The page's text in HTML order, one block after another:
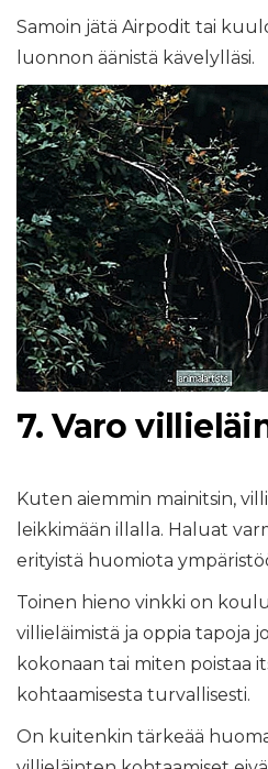
Samoin jätä Airpodit tai
luonnon äänistä kävelylläsi.
7. Varo
Kuten aiemmin mainitsin,
leikkimään illalla. Haluat
erityistä huomiota
Toinen hieno vinkki on
villieläimistä ja oppia tapoja
kokonaan tai miten poistaa
kohtaamisesta turvallisesti.
On kuitenkin tärkeää